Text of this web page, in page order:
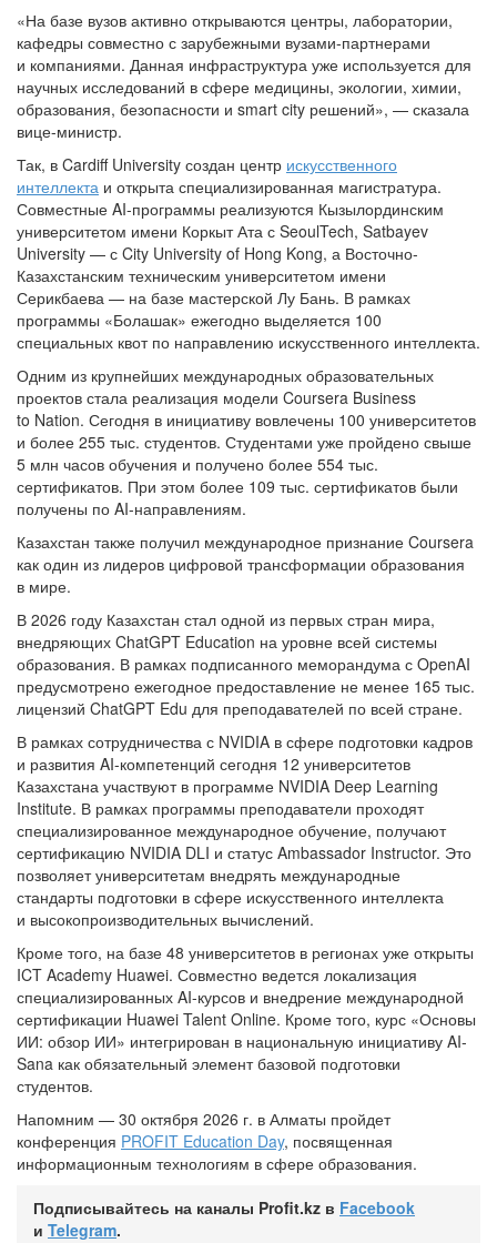
«На базе вузов активно открываются центры, лаборатории,
кафедры совместно с зарубежными вузами-партнерами
и компаниями. Данная инфраструктура уже используется для
научных исследований в сфере медицины, экологии, химии,
образования, безопасности и smart city решений», — сказала
вице-министр.
Так, в Cardiff University создан центр искусственного
интеллекта и открыта специализированная магистратура.
Совместные AI-программы реализуются Кызылординским
университетом имени Коркыт Ата с SeoulTech, Satbayev
University — с City University of Hong Kong, а Восточно-
Казахстанским техническим университетом имени
Серикбаева — на базе мастерской Лу Бань. В рамках
программы «Болашак» ежегодно выделяется 100
специальных квот по направлению искусственного интеллекта.
Одним из крупнейших международных образовательных
проектов стала реализация модели Coursera Business
to Nation. Сегодня в инициативу вовлечены 100 университетов
и более 255 тыс. студентов. Студентами уже пройдено свыше
5 млн часов обучения и получено более 554 тыс.
сертификатов. При этом более 109 тыс. сертификатов были
получены по AI-направлениям.
Казахстан также получил международное признание Coursera
как один из лидеров цифровой трансформации образования
в мире.
В 2026 году Казахстан стал одной из первых стран мира,
внедряющих ChatGPT Education на уровне всей системы
образования. В рамках подписанного меморандума с OpenAI
предусмотрено ежегодное предоставление не менее 165 тыс.
лицензий ChatGPT Edu для преподавателей по всей стране.
В рамках сотрудничества с NVIDIA в сфере подготовки кадров
и развития AI-компетенций сегодня 12 университетов
Казахстана участвуют в программе NVIDIA Deep Learning
Institute. В рамках программы преподаватели проходят
специализированное международное обучение, получают
сертификацию NVIDIA DLI и статус Ambassador Instructor. Это
позволяет университетам внедрять международные
стандарты подготовки в сфере искусственного интеллекта
и высокопроизводительных вычислений.
Кроме того, на базе 48 университетов в регионах уже открыты
ICT Academy Huawei. Совместно ведется локализация
специализированных AI-курсов и внедрение международной
сертификации Huawei Talent Online. Кроме того, курс «Основы
ИИ: обзор ИИ» интегрирован в национальную инициативу AI-
Sana как обязательный элемент базовой подготовки
студентов.
Напомним — 30 октября 2026 г. в Алматы пройдет
конференция PROFIT Education Day, посвященная
информационным технологиям в сфере образования.
Подписывайтесь на каналы Profit.kz в Facebook
и Telegram.